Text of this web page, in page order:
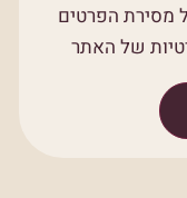
מסירת הפרטים
של האתר